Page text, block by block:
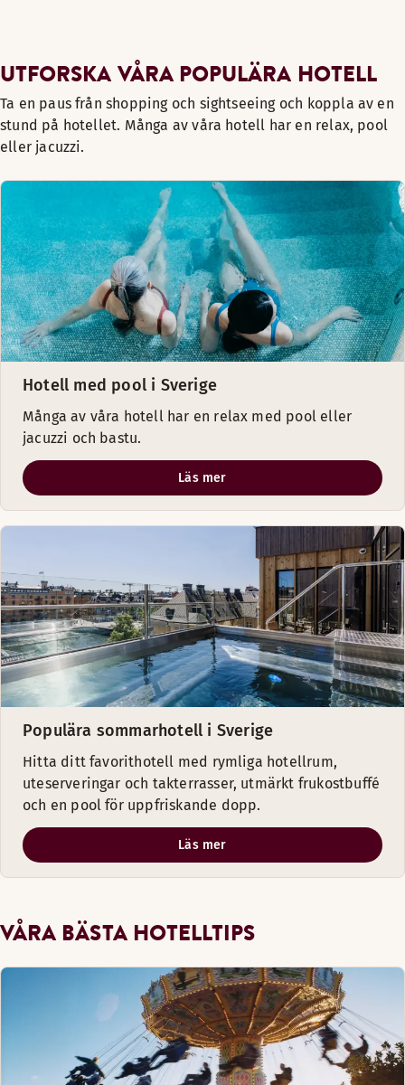
UTFORSKA VÅRA POPULÄRA HOTELL
Ta en paus från shopping och sightseeing och koppla av en
stund på hotellet. Många av våra hotell har en relax, pool
eller jacuzzi.
Hotell med pool i Sverige
Många av våra hotell har en relax med pool eller
jacuzzi och bastu.
Läs mer
Populära sommarhotell i Sverige
Hitta ditt favorithotell med rymliga hotellrum,
uteserveringar och takterrasser, utmärkt frukostbuffé
och en pool för uppfriskande dopp.
Läs mer
VÅRA BÄSTA HOTELLTIPS